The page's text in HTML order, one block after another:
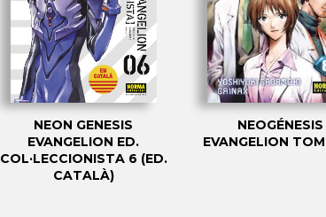
NEON GENESIS
EVANGELION ED.
COL·LECCIONISTA 6 (ED.
CATALÀ)
NEOGÉNESIS
EVANGELION